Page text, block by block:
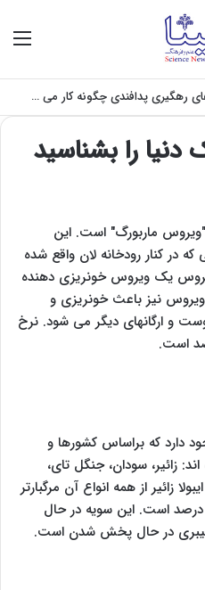
موشک‌های بالستیک و سامانه‌های رهگیری پدافندی چگونه کار می کنند؟
را بشناسید
ماربورگ" است. این
در کنار رودخانه لان واقع شده
یک ویروس خونریزی دهنده
ویروس نیز باعث خونریزی و
و ارگانهای دیگر می شود. نرخ
دارد که براساس کشورها و
زائیر، سودان، جنگل تای،
زائیر از همه انواع آن مرگبارتر
است و نرخ کشندگی آن ۹۰ درصد است. این سویه در حال
لیبری در حال پخش شدن است.